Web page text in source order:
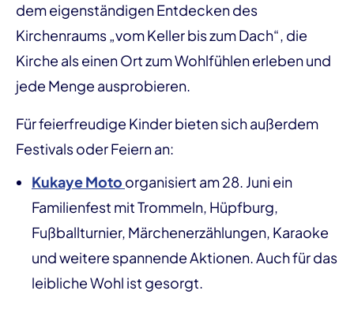
dem eigenständigen Entdecken des
Kirchenraums „vom Keller bis zum Dach“, die
Kirche als einen Ort zum Wohlfühlen erleben und
jede Menge ausprobieren.
Für feierfreudige Kinder bieten sich außerdem
Festivals oder Feiern an:
Kukaye Moto organisiert am 28. Juni ein
Familienfest mit Trommeln, Hüpfburg,
Fußballturnier, Märchenerzählungen, Karaoke
und weitere spannende Aktionen. Auch für das
leibliche Wohl ist gesorgt.